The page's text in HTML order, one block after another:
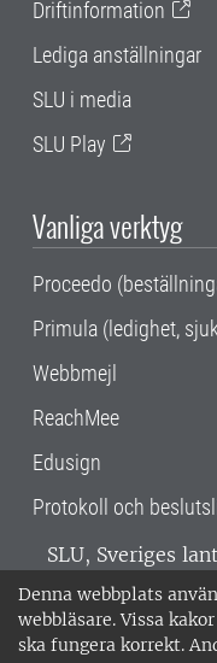
Denna webbplats
webbläsare. Vissa
ska fungera korrekt.
Driftinformation
Lediga anställningar
SLU i media
SLU Play
Vanliga verktyg
Proceedo
Primula (ledighet,
Webbmejl
ReachMee
Edusign
Protokoll och
SLU, Sveriges
verksamhet över
Alnarp, Uppsala
miljöcertifierat